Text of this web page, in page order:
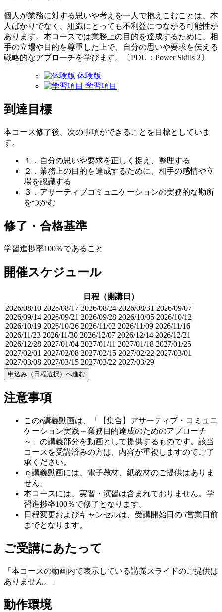
個人が業務に対する思いや考えを一人で抱えこむことは、本
人ばかりでなく、組織にとっても不利益につながる可能性が
あります。本コースでは業務上の目的を達成するために、相
手の立場や目的を尊重した上で、自分の思いや要求を伝える
戦略的なアプローチを学びます。〔PDU：Power Skills 2〕
体験版
学習項目
到達目標
本コース修了後、次の事項ができることを目標としていま
す。
１．自分の思いや要求を正しく捉え、整理する
２．業務上の目的を達成するために、相手の感情や立
場を認識する
３．アサーティブコミュニケーションの実務的な勘所
をつかむ
修了・合格基準
学習進捗率100％であること
開催スケジュール
日程（開講日）
2026/08/10 2026/08/17 2026/08/24 2026/08/31 2026/09/07
2026/09/14 2026/09/21 2026/09/28 2026/10/05 2026/10/12
2026/10/19 2026/10/26 2026/11/02 2026/11/09 2026/11/16
2026/11/23 2026/11/30 2026/12/07 2026/12/14 2026/12/21
2026/12/28 2027/01/04 2027/01/11 2027/01/18 2027/01/25
2027/02/01 2027/02/08 2027/02/15 2027/02/22 2027/03/01
2027/03/08 2027/03/15 2027/03/22 2027/03/29
申込み（日程選択）へ進む
注意事項
このe講義動画は、「【集合】アサーティブ・コミュニ
ケーション実践～業務目的達成のためのアプローチ
～」の講義部分を動画として提供するものです。該当
コースを受講済みの方は、内容が重複しますのでご了
承ください。
ｅ講義動画には、電子教材、紙教材のご提供はありま
せん。
本コースには、実習・演習は含まれておりません。学
習進捗率100％で修了となります。
日程変更およびキャンセルは、受講開始日の5営業日前
までとなります。
ご受講にあたって
「本コースの動画内で表示している講義スライドのご提供は
ありません。」
動作環境